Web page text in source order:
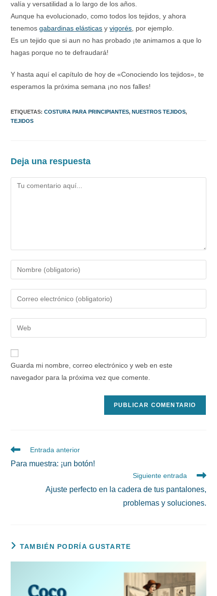
valía y versatilidad a lo largo de los años.
Aunque ha evolucionado, como todos los tejidos, y ahora
tenemosgabardinas elásticas yvigorés, por ejemplo.
Es un tejido que si aun no has probado ¡te animamos a que lo
hagas porque no te defraudará!
Y hasta aquí el capítulo de hoy de «Conociendo los tejidos», te
esperamos la próxima semana ¡no nos falles!
ETIQUETAS:COSTURA PARA PRINCIPIANTES, NUESTROS TEJIDOS,
TEJIDOS
Deja una respuesta
Comentario
Introduce
tu
nombre
de
usuario
para
comentar
Introduce
tu
dirección
de
electrónico
para
comentar
Introduce
la
URL
Guarda mi nombre, correo electrónico y web en este
navegador para la próxima vez que comente.
Leer
artículos
Entrada anterior
Para muestra: ¡un botón!
Siguiente entrada
Ajuste perfecto en la cadera de tus pantalones,
problemas y soluciones.
TAMBIÉN PODRÍA GUSTARTE